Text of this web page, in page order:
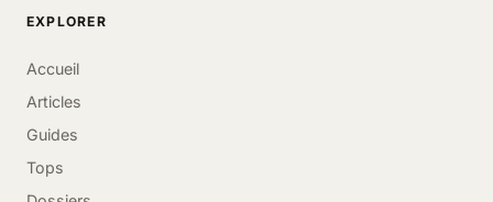
EXPLORER
Accueil
Articles
Guides
Tops